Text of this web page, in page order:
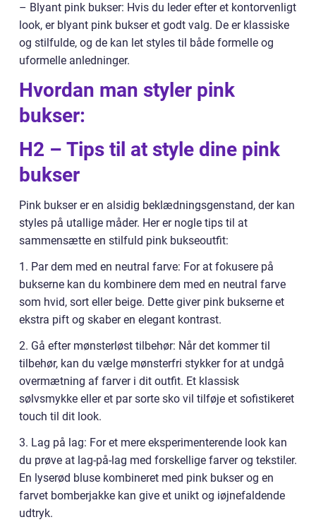
– Blyant pink bukser: Hvis du leder efter et kontorvenligt
look, er blyant pink bukser et godt valg. De er klassiske
og stilfulde, og de kan let styles til både formelle og
uformelle anledninger.
Hvordan man styler pink
bukser:
H2 – Tips til at style dine pink
bukser
Pink bukser er en alsidig beklædningsgenstand, der kan
styles på utallige måder. Her er nogle tips til at
sammensætte en stilfuld pink bukseoutfit:
1. Par dem med en neutral farve: For at fokusere på
bukserne kan du kombinere dem med en neutral farve
som hvid, sort eller beige. Dette giver pink bukserne et
ekstra pift og skaber en elegant kontrast.
2. Gå efter mønsterløst tilbehør: Når det kommer til
tilbehør, kan du vælge mønsterfri stykker for at undgå
overmætning af farver i dit outfit. Et klassisk
sølvsmykke eller et par sorte sko vil tilføje et sofistikeret
touch til dit look.
3. Lag på lag: For et mere eksperimenterende look kan
du prøve at lag-på-lag med forskellige farver og tekstiler.
En lyserød bluse kombineret med pink bukser og en
farvet bomberjakke kan give et unikt og iøjnefaldende
udtryk.